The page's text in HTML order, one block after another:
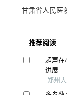
甘肃省人民医